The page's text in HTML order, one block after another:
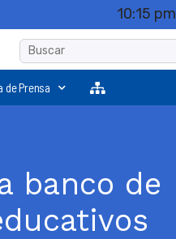
10:15 pm
de Prensa
banco de